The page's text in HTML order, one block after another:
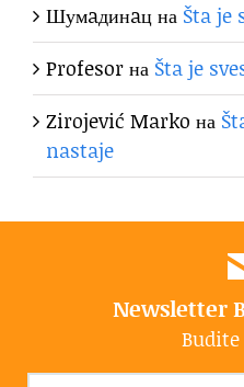
Шумaдинaцна Šta je
Profesorна Šta je
Zirojević Marko на
nastaje
Newsletter